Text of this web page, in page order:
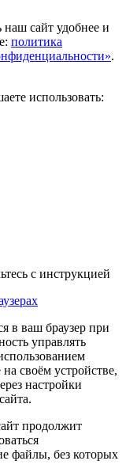
сайт удобнее и
политика
.
использовать:
с инструкцией
в ваш браузер при
управлять
своём устройстве,
настройки
продолжит
файлы, без которых